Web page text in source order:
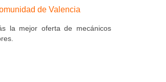
de Valencia
la mejor oferta de mecánicos